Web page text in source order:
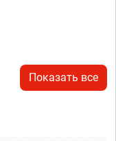
Показать все